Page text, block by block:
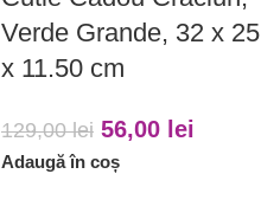
Verde Grande, 32 x 25
x 11.50 cm
129,00lei 56,00 lei
Adaugă în coș